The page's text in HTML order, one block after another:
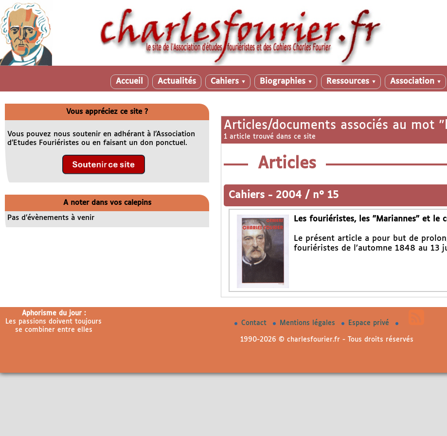
Accueil Actualités Cahiers ▼ Biographies ▼ Ressources ▼ Association ▼
Articles/documents associés au mot "
1 article trouvé dans ce site
Articles
Cahiers - 2004 / n° 15
Les fouriéristes, les "Mariannes" et le
Le présent article a pour but de
fouriéristes de l’automne 1848 au 13
Vous appréciez ce site ?
Vous pouvez nous soutenir en adhérant à l’Association
d’Etudes Fouriéristes ou en faisant un don ponctuel.
A noter dans vos calepins
Pas d’évènements à venir
Aphorisme du jour :
Les passions doivent toujours
se combiner entre elles
Contact Mentions légales Espace privé
1990-2026 © charlesfourier.fr - Tous droits réservés